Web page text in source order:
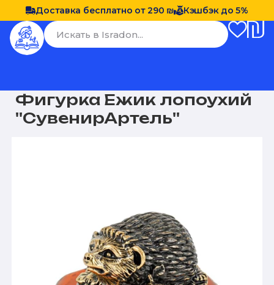
Доставка бесплатно от 290 ₪ Кэшбэк до 5%
Фигурка Ежик лопоухий
''СувенирАртель''